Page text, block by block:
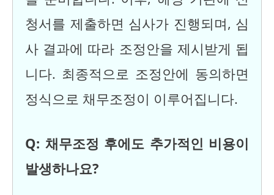
청서를 제출하면 심사가 진행되며, 심
사 결과에 따라 조정안을 제시받게 됩
니다. 최종적으로 조정안에 동의하면
정식으로 채무조정이 이루어집니다.
Q: 채무조정 후에도 추가적인 비용이
발생하나요?